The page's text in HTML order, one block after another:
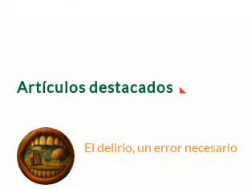
Artículos destacados
El delirio, un error necesario